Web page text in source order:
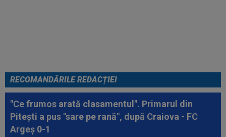
RECOMANDĂRILE REDACȚIEI
"Ce frumos arată clasamentul". Primarul din
Pitești a pus "sare pe rană", după Craiova - FC
Argeș 0-1